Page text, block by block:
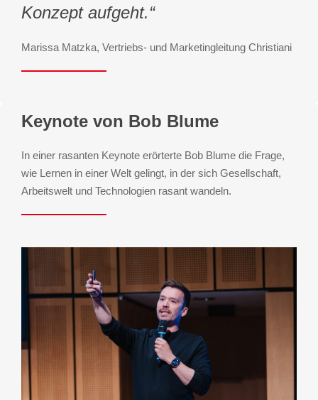
Konzept aufgeht.“
Marissa Matzka, Vertriebs- und Marketingleitung Christiani
Keynote von Bob Blume
In einer rasanten Keynote erörterte Bob Blume die Frage,
wie Lernen in einer Welt gelingt, in der sich Gesellschaft,
Arbeitswelt und Technologien rasant wandeln.